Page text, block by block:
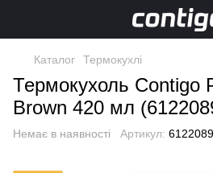
Каталог Термокухлі
Термокухоль Contigo
Brown 420 мл
Немає в наявності Артикул: 6122089